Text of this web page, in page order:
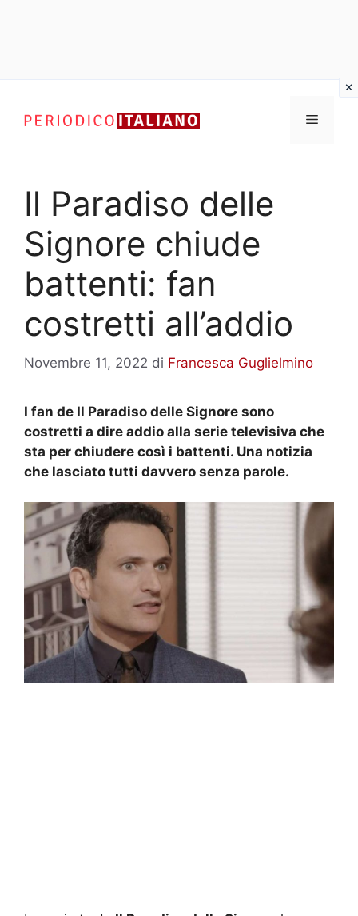
contenuto
Menu
Il Paradiso delle
Signore chiude
battenti: fan
costretti all’addio
Novembre 11, 2022 di Francesca Guglielmino
I fan de Il Paradiso delle Signore sono
costretti a dire addio alla serie televisiva che
sta per chiudere così i battenti. Una notizia
che lasciato tutti davvero senza parole.